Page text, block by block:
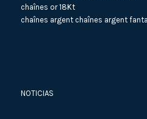
chaînes or 18Kt
chaînes argent chaînes argent
NOTICIAS